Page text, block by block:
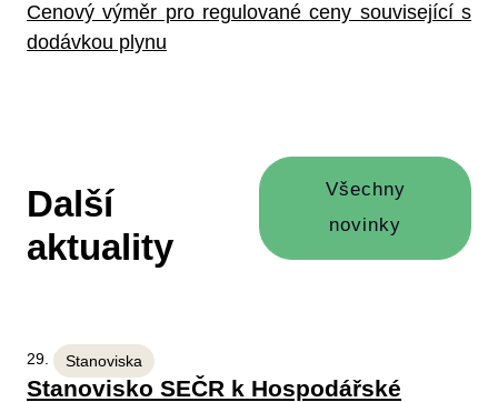
Cenový výměr pro regulované ceny související s
dodávkou plynu
Další
aktuality
Všechny
novinky
Stanoviska
29. 1. 2026
Stanovisko SEČR k Hospodářské